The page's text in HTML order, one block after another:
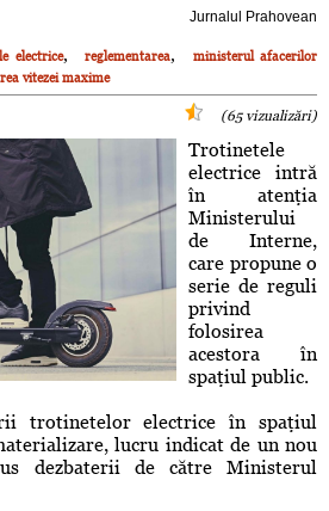
Jurnalul Prahovean
electrice, reglementarea,
ministerul afacerilor
vitezei maxime
(65 vizualizări)
Trotinetele
electrice intră
în atenţia
Ministerului
de Interne,
care propune o
serie de reguli
privind
folosirea
acestora în
spaţiul public.
trotinetelor electrice în spaţiul
lucru indicat de un nou
dezbaterii de către Ministerul